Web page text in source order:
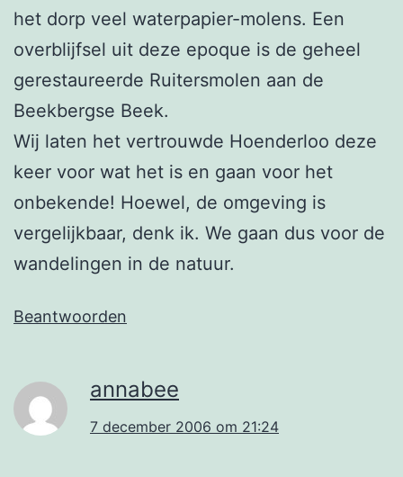
het dorp veel waterpapier-molens. Een
overblijfsel uit deze epoque is de geheel
gerestaureerde Ruitersmolen aan de
Beekbergse Beek.
Wij laten het vertrouwde Hoenderloo deze
keer voor wat het is en gaan voor het
onbekende! Hoewel, de omgeving is
vergelijkbaar, denk ik. We gaan dus voor de
wandelingen in de natuur.
Beantwoorden
annabee
7 december 2006 om 21:24